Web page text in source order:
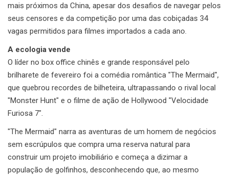
mais próximos da China, apesar dos desafios de navegar pelos
seus censores e da competição por uma das cobiçadas 34
vagas permitidos para filmes importados a cada ano.
A ecologia vende
O líder no box office chinês e grande responsável pelo
brilharete de fevereiro foi a comédia romântica "The Mermaid",
que quebrou recordes de bilheteira, ultrapassando o rival local
"Monster Hunt" e o filme de ação de Hollywood "Velocidade
Furiosa 7".
"The Mermaid" narra as aventuras de um homem de negócios
sem escrúpulos que compra uma reserva natural para
construir um projeto imobiliário e começa a dizimar a
população de golfinhos, desconhecendo que, ao mesmo